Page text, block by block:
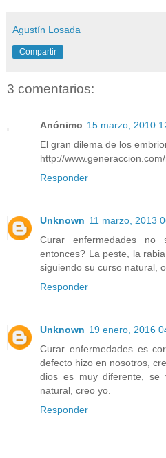
Agustín Losada
Compartir
3 comentarios:
Anónimo 15 marzo, 2010
El gran dilema de los
http://
Responder
Unknown 11 marzo, 2013
Curar enfermedades no
entonces? La peste, la
siguiendo su curso natural,
Responder
Unknown 19 enero, 2016
Curar enfermedades es
defecto hizo en nosotros,
dios es muy diferente, se
natural, creo yo.
Responder